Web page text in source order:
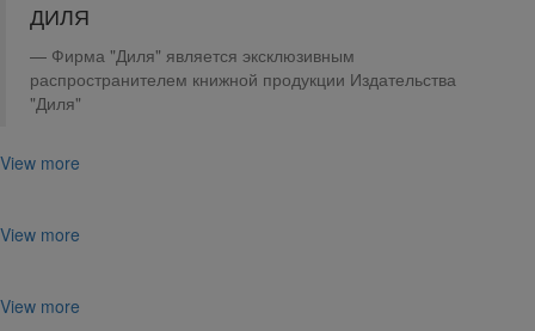
ДИЛЯ
Фирма "Диля" является эксклюзивным
распространителем книжной продукции Издательства
"Диля"
View more
View more
View more